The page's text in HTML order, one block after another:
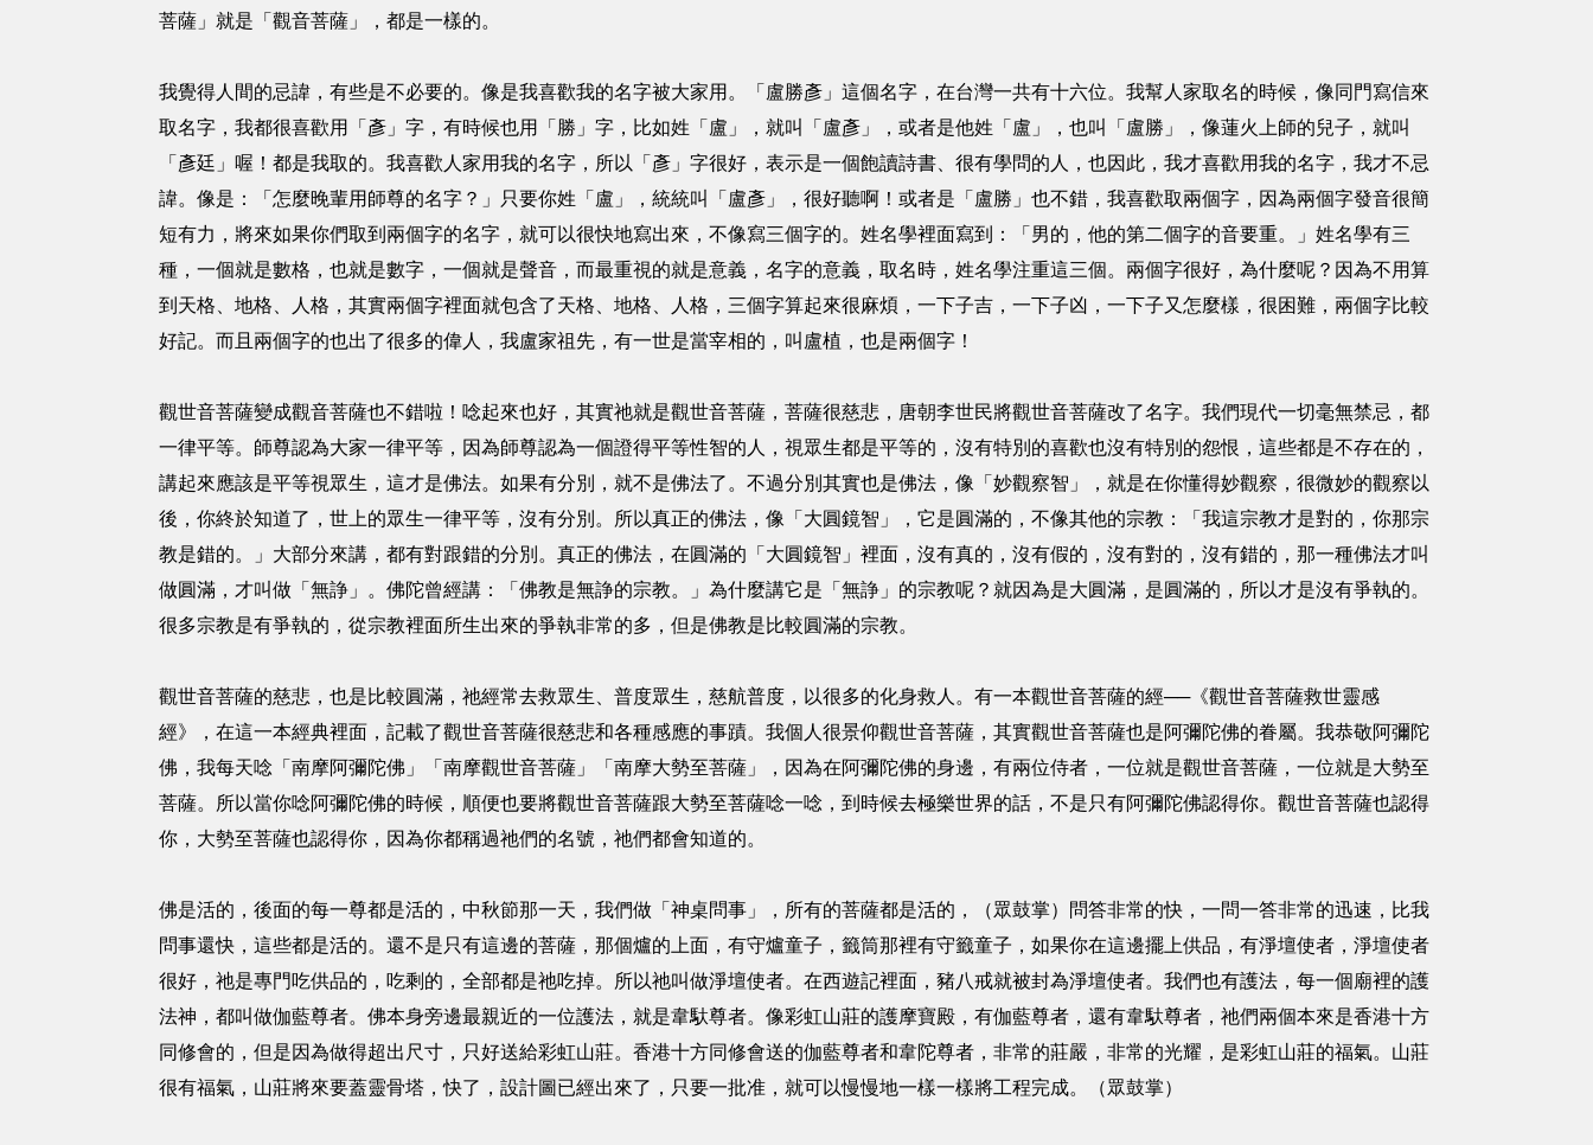
菩薩」就是「觀音菩薩」，都是一樣的。
我覺得人間的忌諱，有些是不必要的。像是我喜歡我的名字被大家用。「盧勝彥」這個名字，在台灣一共有十六位。我幫人家取名的時候，像同門寫信來
取名字，我都很喜歡用「彥」字，有時候也用「勝」字，比如姓「盧」，就叫「盧彥」，或者是他姓「盧」，也叫「盧勝」，像蓮火上師的兒子，就叫
「彥廷」喔！都是我取的。我喜歡人家用我的名字，所以「彥」字很好，表示是一個飽讀詩書、很有學問的人，也因此，我才喜歡用我的名字，我才不忌
諱。像是：「怎麼晚輩用師尊的名字？」只要你姓「盧」，統統叫「盧彥」，很好聽啊！或者是「盧勝」也不錯，我喜歡取兩個字，因為兩個字發音很簡
短有力，將來如果你們取到兩個字的名字，就可以很快地寫出來，不像寫三個字的。姓名學裡面寫到：「男的，他的第二個字的音要重。」姓名學有三
種，一個就是數格，也就是數字，一個就是聲音，而最重視的就是意義，名字的意義，取名時，姓名學注重這三個。兩個字很好，為什麼呢？因為不用算
到天格、地格、人格，其實兩個字裡面就包含了天格、地格、人格，三個字算起來很麻煩，一下子吉，一下子凶，一下子又怎麼樣，很困難，兩個字比較
好記。而且兩個字的也出了很多的偉人，我盧家祖先，有一世是當宰相的，叫盧植，也是兩個字！
觀世音菩薩變成觀音菩薩也不錯啦！唸起來也好，其實祂就是觀世音菩薩，菩薩很慈悲，唐朝李世民將觀世音菩薩改了名字。我們現代一切毫無禁忌，都
一律平等。師尊認為大家一律平等，因為師尊認為一個證得平等性智的人，視眾生都是平等的，沒有特別的喜歡也沒有特別的怨恨，這些都是不存在的，
講起來應該是平等視眾生，這才是佛法。如果有分別，就不是佛法了。不過分別其實也是佛法，像「妙觀察智」，就是在你懂得妙觀察，很微妙的觀察以
後，你終於知道了，世上的眾生一律平等，沒有分別。所以真正的佛法，像「大圓鏡智」，它是圓滿的，不像其他的宗教：「我這宗教才是對的，你那宗
教是錯的。」大部分來講，都有對跟錯的分別。真正的佛法，在圓滿的「大圓鏡智」裡面，沒有真的，沒有假的，沒有對的，沒有錯的，那一種佛法才叫
做圓滿，才叫做「無諍」。佛陀曾經講：「佛教是無諍的宗教。」為什麼講它是「無諍」的宗教呢？就因為是大圓滿，是圓滿的，所以才是沒有爭執的。
很多宗教是有爭執的，從宗教裡面所生出來的爭執非常的多，但是佛教是比較圓滿的宗教。
觀世音菩薩的慈悲，也是比較圓滿，祂經常去救眾生、普度眾生，慈航普度，以很多的化身救人。有一本觀世音菩薩的經──《觀世音菩薩救世靈感
經》，在這一本經典裡面，記載了觀世音菩薩很慈悲和各種感應的事蹟。我個人很景仰觀世音菩薩，其實觀世音菩薩也是阿彌陀佛的眷屬。我恭敬阿彌陀
佛，我每天唸「南摩阿彌陀佛」「南摩觀世音菩薩」「南摩大勢至菩薩」，因為在阿彌陀佛的身邊，有兩位侍者，一位就是觀世音菩薩，一位就是大勢至
菩薩。所以當你唸阿彌陀佛的時候，順便也要將觀世音菩薩跟大勢至菩薩唸一唸，到時候去極樂世界的話，不是只有阿彌陀佛認得你。觀世音菩薩也認得
你，大勢至菩薩也認得你，因為你都稱過祂們的名號，祂們都會知道的。
佛是活的，後面的每一尊都是活的，中秋節那一天，我們做「神桌問事」，所有的菩薩都是活的，（眾鼓掌）問答非常的快，一問一答非常的迅速，比我
問事還快，這些都是活的。還不是只有這邊的菩薩，那個爐的上面，有守爐童子，籤筒那裡有守籤童子，如果你在這邊擺上供品，有淨壇使者，淨壇使者
很好，祂是專門吃供品的，吃剩的，全部都是祂吃掉。所以祂叫做淨壇使者。在西遊記裡面，豬八戒就被封為淨壇使者。我們也有護法，每一個廟裡的護
法神，都叫做伽藍尊者。佛本身旁邊最親近的一位護法，就是韋馱尊者。像彩虹山莊的護摩寶殿，有伽藍尊者，還有韋馱尊者，祂們兩個本來是香港十方
同修會的，但是因為做得超出尺寸，只好送給彩虹山莊。香港十方同修會送的伽藍尊者和韋陀尊者，非常的莊嚴，非常的光耀，是彩虹山莊的福氣。山莊
很有福氣，山莊將來要蓋靈骨塔，快了，設計圖已經出來了，只要一批准，就可以慢慢地一樣一樣將工程完成。（眾鼓掌）